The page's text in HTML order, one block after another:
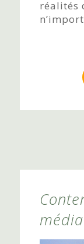
réalités